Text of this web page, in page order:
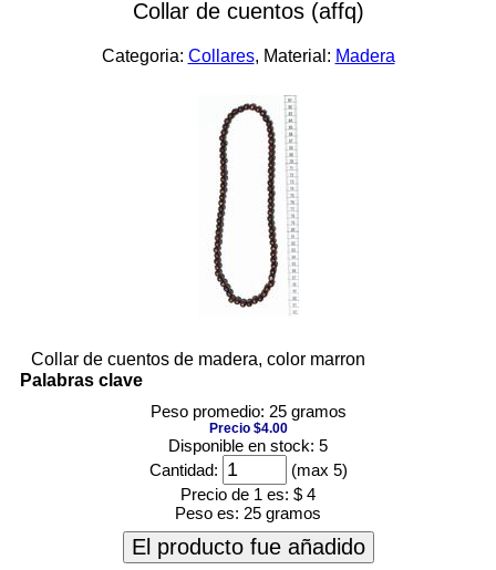
Collar de cuentos (affq)
Categoria: Collares, Material: Madera
Collar de cuentos de madera, color marron
Palabras clave
Peso promedio: 25 gramos
Precio $4.00
Disponible en stock: 5
Cantidad:
(max 5)
Precio de 1 es: $ 4
Peso es: 25 gramos
El producto fue añadido